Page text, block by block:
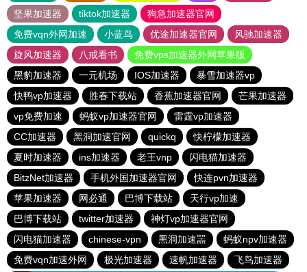
坚果加速器
tiktok加速器
狗急加速器官网
免费vqn外网加速
小蓝鸟 优途加速器官网
风驰加速器
旋风加速器
八戒看书
免费vps加速器外网苹果版
黑豹加速器
一元机场 IOS加速器
暴雪加速器vp
快鸭vp加速器
胜春下载站 香蕉加速器官网
芒果加速器
vp免费加速
蚂蚁vp加速器官网
雷霆vp加速器
CC加速器
黑洞加速官网 quickq
快柠檬加速器
夏时加速器
ins加速器 老王vnp
闪电猫加速器
BitzNet加速器
手机外国加速器官网
快连pvn加速器
苹果加速器
网必通 巴博下载站
天行vp加速
巴博下载站
twitter加速器
神灯vp加速器官网
闪电猫加速器
chinese-vpn 黑洞加速噐
蚂蚁npv加速器
免费vqn加速外网
极光加速器 速帆加速器 飞鸟加速器